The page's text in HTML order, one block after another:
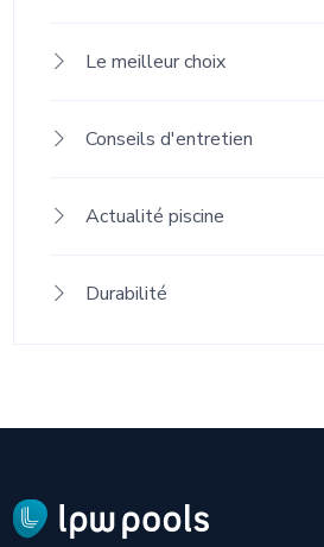
Le meilleur choix
Conseils d'entretien
Actualité piscine
Durabilité